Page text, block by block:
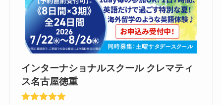
インターナショナルスクール クレマティ
ス名古屋徳重